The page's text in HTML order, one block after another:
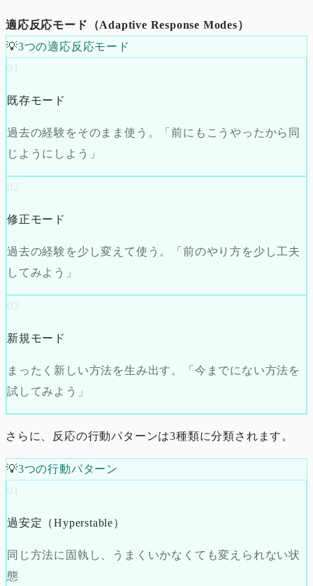
適応反応モード（Adaptive Response Modes）
💡3つの適応反応モード
01
既存モード
過去の経験をそのまま使う。「前にもこうやったから同
じようにしよう」
02
修正モード
過去の経験を少し変えて使う。「前のやり方を少し工夫
してみよう」
03
新規モード
まったく新しい方法を生み出す。「今までにない方法を
試してみよう」
さらに、反応の行動パターンは3種類に分類されます。
💡3つの行動パターン
01
過安定（Hyperstable）
同じ方法に固執し、うまくいかなくても変えられない状
態